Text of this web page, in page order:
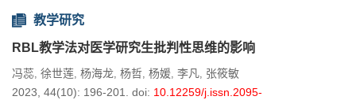
教学研究
RBL教学法对医学研究生批判性思维的影响
冯蕊, 徐世莲, 杨海龙, 杨哲, 杨媛, 李凡, 张筱敏
2023, 44(10): 196-201. doi: 10.12259/j.issn.2095-